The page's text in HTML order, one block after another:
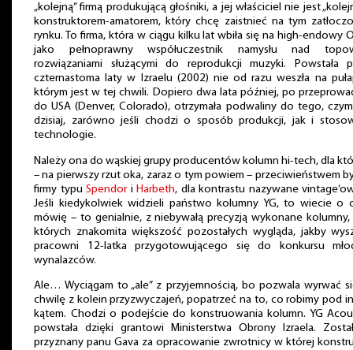
„kolejną” firmą produkującą głośniki, a jej właściciel nie jest
konstruktorem-amatorem, który chcę zaistnieć na tym
rynku. To firma, która w ciągu kilku lat wbiła się na high-endowy
jako pełnoprawny współuczestnik namysłu nad
rozwiązaniami służącymi do reprodukcji muzyki. Powstała
czternastoma laty w Izraelu (2002) nie od razu weszła na
którym jest w tej chwili. Dopiero dwa lata później, po
do USA (Denver, Colorado), otrzymała podwaliny do tego,
dzisiaj, zarówno jeśli chodzi o sposób produkcji, jak i
technologie.
Należy ona do wąskiej grupy producentów kolumn hi-tech, dla
– na pierwszy rzut oka, zaraz o tym powiem – przeciwieństwem
firmy typu Spendori Harbeth, dla kontrastu nazywane
Jeśli kiedykolwiek widzieli państwo kolumny YG, to wiecie o
mówię – to genialnie, z niebywałą precyzją wykonane kolumny,
których znakomita większość pozostałych wygląda, jakby
pracowni 12-latka przygotowującego się do konkursu
wynalazców.
Ale… Wyciągam to „ale” z przyjemnością, bo pozwala wyrwać
chwilę z kolein przyzwyczajeń, popatrzeć na to, co robimy pod
kątem. Chodzi o podejście do konstruowania kolumn. YG
powstała dzięki grantowi Ministerstwa Obrony Izraela.
przyznany panu Gava za opracowanie zwrotnicy w której